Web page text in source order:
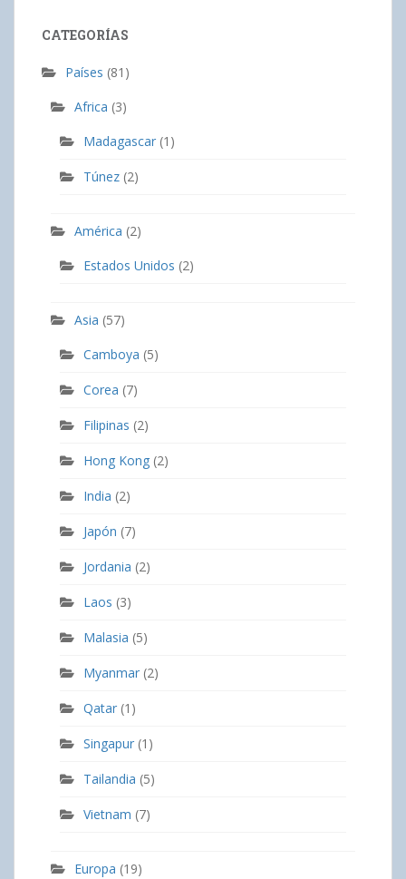
CATEGORÍAS
Países (81)
Africa (3)
Madagascar (1)
Túnez (2)
América (2)
Estados Unidos (2)
Asia (57)
Camboya (5)
Corea (7)
Filipinas (2)
Hong Kong (2)
India (2)
Japón (7)
Jordania (2)
Laos (3)
Malasia (5)
Myanmar (2)
Qatar (1)
Singapur (1)
Tailandia (5)
Vietnam (7)
Europa (19)